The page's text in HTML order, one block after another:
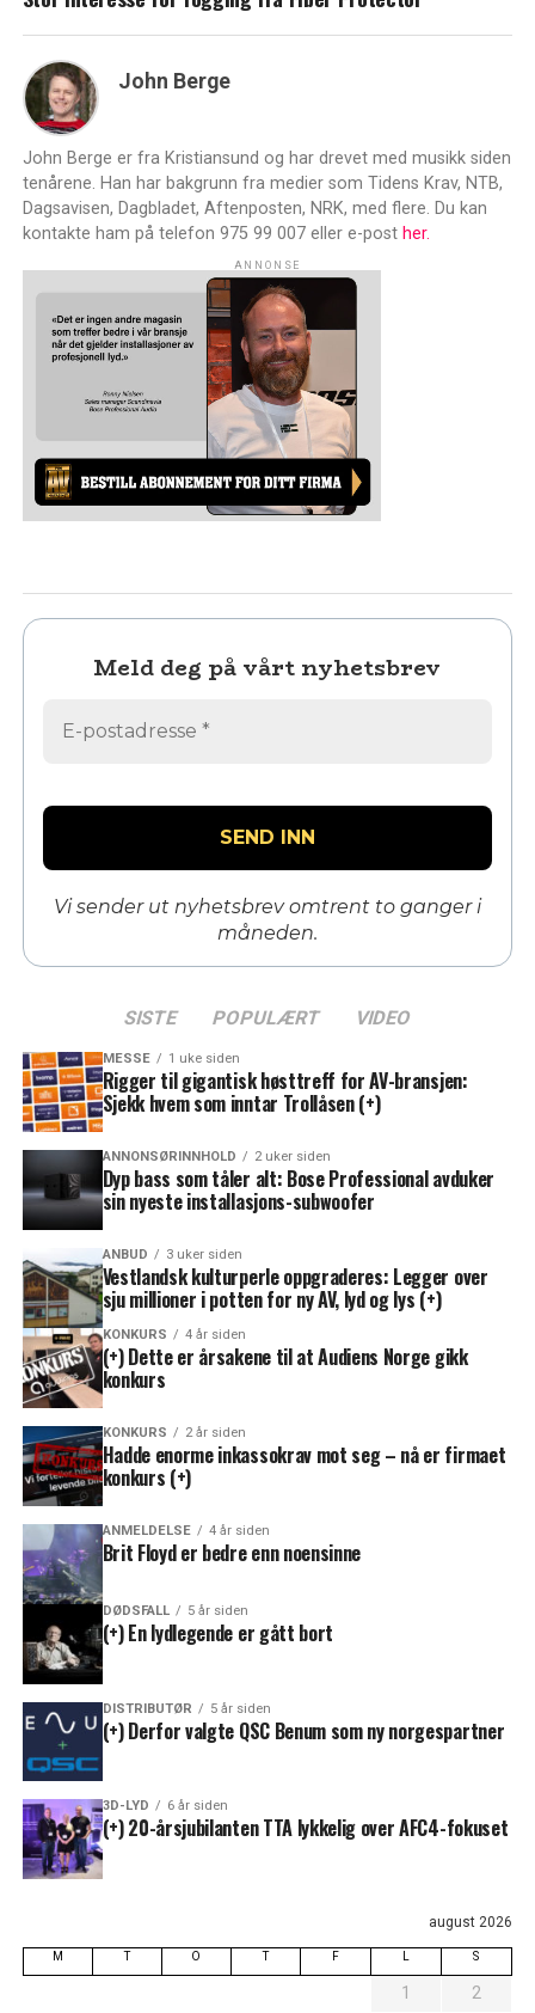
John Berge
John Berge er fra Kristiansund og har drevet med musikk siden
tenårene. Han har bakgrunn fra medier som Tidens Krav, NTB,
Dagsavisen, Dagbladet, Aftenposten, NRK, med flere. Du kan
kontakte ham på telefon 975 99 007 eller e-post her.
ANNONSE
Meld deg på vårt nyhetsbrev
Vi sender ut nyhetsbrev omtrent to ganger i
måneden.
SISTE POPULÆRT VIDEO
MESSE 1 uke siden
Rigger til gigantisk høsttreff for AV-bransjen:
Sjekk hvem som inntar Trollåsen (+)
ANNONSØRINNHOLD 2 uker siden
Dyp bass som tåler alt: Bose Professional avduker
sin nyeste installasjons-subwoofer
ANBUD 3 uker siden
Vestlandsk kulturperle oppgraderes: Legger over
sju millioner i potten for ny AV, lyd og lys (+)
KONKURS 4 år siden
(+) Dette er årsakene til at Audiens Norge gikk
konkurs
KONKURS 2 år siden
Hadde enorme inkassokrav mot seg – nå er firmaet
konkurs (+)
ANMELDELSE 4 år siden
Brit Floyd er bedre enn noensinne
DØDSFALL 5 år siden
(+) En lydlegende er gått bort
DISTRIBUTØR 5 år siden
(+) Derfor valgte QSC Benum som ny norgespartner
3D-LYD 6 år siden
(+) 20-årsjubilanten TTA lykkelig over AFC4-fokuset
august 2026
M O F L S
1 2